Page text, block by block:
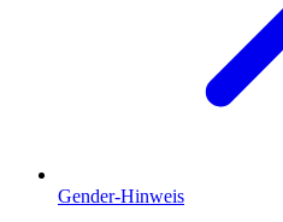
Gender-Hinweis